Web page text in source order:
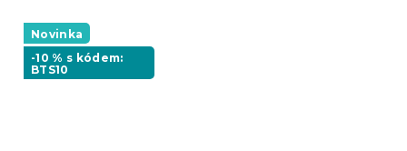
Novinka
-10 % s kódem:
BTS10